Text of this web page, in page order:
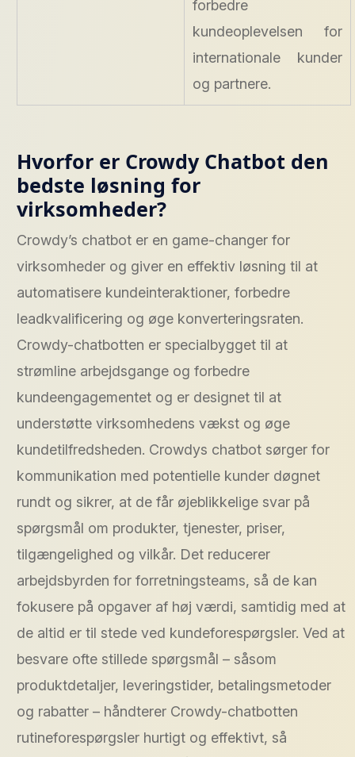
forbedre
kundeoplevelsen for
internationale kunder
og partnere.
Hvorfor er Crowdy Chatbot den
bedste løsning for
virksomheder?
Crowdy’s chatbot er en game-changer for
virksomheder og giver en effektiv løsning til at
automatisere kundeinteraktioner, forbedre
leadkvalificering og øge konverteringsraten.
Crowdy-chatbotten er specialbygget til at
strømline arbejdsgange og forbedre
kundeengagementet og er designet til at
understøtte virksomhedens vækst og øge
kundetilfredsheden. Crowdys chatbot sørger for
kommunikation med potentielle kunder døgnet
rundt og sikrer, at de får øjeblikkelige svar på
spørgsmål om produkter, tjenester, priser,
tilgængelighed og vilkår. Det reducerer
arbejdsbyrden for forretningsteams, så de kan
fokusere på opgaver af høj værdi, samtidig med at
de altid er til stede ved kundeforespørgsler. Ved at
besvare ofte stillede spørgsmål – såsom
produktdetaljer, leveringstider, betalingsmetoder
og rabatter – håndterer Crowdy-chatbotten
rutineforespørgsler hurtigt og effektivt, så